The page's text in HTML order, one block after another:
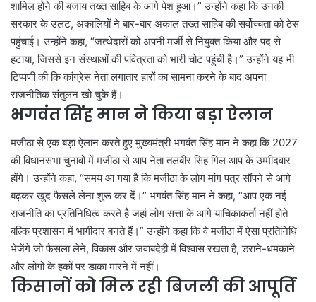
शामिल होने की बजाय तख्त साहिब के आगे पेश हुआ।” उन्होंने कहा कि उनकी
सरकार के उलट, अकालियों ने बार-बार अकाल तख्त साहिब की सर्वोच्चता को ठेस
पहुंचाई। उन्होंने कहा, “जत्थेदारों को अपनी मर्जी से नियुक्त किया और पद से
हटाया, जिससे इन संस्थाओं की पवित्रता को भारी चोट पहुंची है।” उन्होंने यह भी
टिप्पणी की कि कांग्रेस नेता लगातार हारों का सामना करने के बाद अपना
राजनीतिक संतुलन खो चुके हैं।
भगवंत सिंह मान ने किया बड़ा ऐलान
मजीठा से एक बड़ा ऐलान करते हुए मुख्यमंत्री भगवंत सिंह मान ने कहा कि 2027
की विधानसभा चुनावों में मजीठा से आप नेता तलबीर सिंह गिल आप के उम्मीदवार
होंगे। उन्होंने कहा, “समय आ गया है कि मजीठा के लोग मांग पत्र सौंपने से आगे
बढ़कर खुद फैसले लेना शुरू कर दें।” भगवंत सिंह मान ने कहा, “आप एक नई
राजनीति का प्रतिनिधित्व करते है जहां लोग सत्ता के आगे याचिकाकर्ता नहीं होते
बल्कि प्रशासन में भागीदार बनते हैं।” उन्होंने कहा कि वे मजीठा में ऐसा प्रतिनिधि
भेजेंगे जो फैसला लेने, विकास और जवाबदेही में विश्वास रखता है, डराने-धमकाने
और लोगों के हकों पर डाका मारने में नहीं।
किसानों को मिल रही बिजली की आपूर्ति